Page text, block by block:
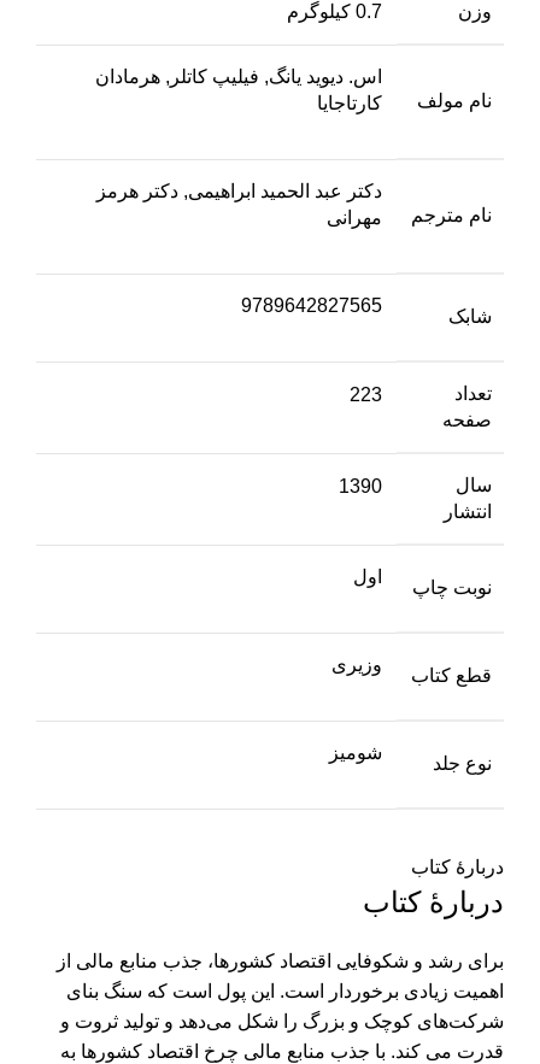
وزن 0.7 کیلوگرم
نام مولف
اس. دیوید یانگ, فیلیپ کاتلر, هرمادان
کارتاجایا
نام مترجم
دکتر عبد الحمید ابراهیمی, دکتر هرمز
مهرانی
شابک
9789642827565
تعداد
صفحه
223
سال
انتشار
1390
نوبت چاپ
اول
قطع کتاب
وزیری
نوع جلد
شومیز
دربارهٔ کتاب
دربارهٔ کتاب
برای رشد و شکوفایی اقتصاد کشورها، جذب منابع مالی از
اهمیت زیادی برخوردار است. این پول است که سنگ بنای
شرکت‌های کوچک و بزرگ را شکل می‌دهد و تولید ثروت و
قدرت می کند. با جذب منابع مالی چرخ اقتصاد کشورها به